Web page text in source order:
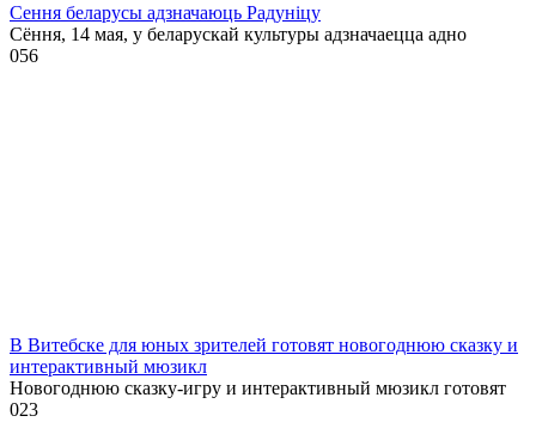
Сення беларусы адзначаюць Радуніцу
Сёння, 14 мая, у беларускай культуры адзначаецца адно
056
В Витебске для юных зрителей готовят новогоднюю сказку и
интерактивный мюзикл
Новогоднюю сказку-игру и интерактивный мюзикл готовят
023